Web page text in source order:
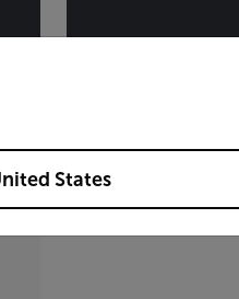
preferred country and
Locations
States